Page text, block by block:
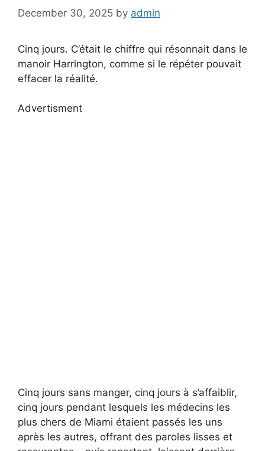
December 30, 2025 by admin
Cinq jours. C’était le chiffre qui résonnait dans le
manoir Harrington, comme si le répéter pouvait
effacer la réalité.
Advertisment
Cinq jours sans manger, cinq jours à s’affaiblir,
cinq jours pendant lesquels les médecins les
plus chers de Miami étaient passés les uns
après les autres, offrant des paroles lisses et